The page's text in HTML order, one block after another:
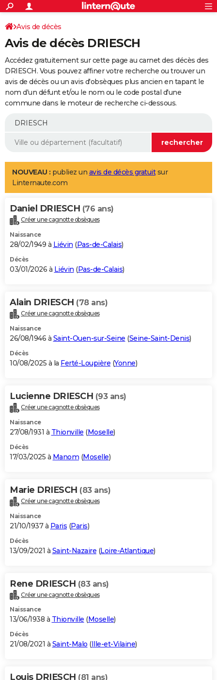
ACTUALITÉS
Politique
Société
Faits Divers
Education
Monde
Villes
+
SPORT
Coupe du monde 2026
Football
Tennis
Cyclisme
Rugby
Forum
Programme TV
TNT
Streaming
Cinéma
Sorties cinéma
Musique
+
FINANCE
Retraite
Epargne
Immobilier
Risques naturels par ville
Banque
Assurance
AUTO
Essais
Réserver un essai
Citadines
Berlines
SUV
Forum auto
+
Mobiles
Meilleur smartphone
Internet
Ordinateurs
Jeux vidéo
Guide high-tech
Aménagement intérieur
LIFESTYLE
Art de vivre
Bien-être
Loisirs
Mode
Modes de vie
Alimentation
Guide de la santé
Maladies
Médicaments
Sommeil
VOYAGE
Destinations
City break
Voyage nature
Voyage de noces
Forum
Climat
+PHOTO
GUIDES D'ACHAT
BONS PLANS
Carte de Noël
Carte Bonne année
Carte Saint-Valentin
Carte Pâques
Carte d'anniversaire
DICTIONNAIRE
Dictionnaire
Biographies
Citations
Expressions
Proverbes
PROGRAMME TV
S'inscrire
Se connecter
Lycées
Collèges
Primaires
Universités
Entreprises
Service militaire
Avis de recherche
AVIS DE DÉCÈS
Bricolage
Lifestyle
Culture
Sport
Auto
Television
Voyage
Cinema
Avis de décès
Avis de décès DRIESCH
Accédez gratuitement sur cette page au carnet des décès des
DRIESCH. Vous pouvez affiner votre recherche ou trouver un
avis de décès ou un avis d'obsèques plus ancien en tapant le
nom d'un défunt et/ou le nom ou le code postal d'une
commune dans le moteur de recherche ci-dessous.
NOUVEAU : publiez un avis de décès gratuitsur
Linternaute.com
Daniel DRIESCH (76 ans)
Créer une cagnotte obsèques
Naissance
28/02/1949 à Liévin (Pas-de-Calais)
Décès
03/01/2026 à Liévin (Pas-de-Calais)
Alain DRIESCH (78 ans)
Créer une cagnotte obsèques
Naissance
26/08/1946 à Saint-Ouen-sur-Seine (Seine-Saint-Denis)
Décès
10/08/2025 à la Ferté-Loupière (Yonne)
Lucienne DRIESCH (93 ans)
Créer une cagnotte obsèques
Naissance
27/08/1931 à Thionville (Moselle)
Décès
17/03/2025 à Manom (Moselle)
Marie DRIESCH (83 ans)
Créer une cagnotte obsèques
Naissance
21/10/1937 à Paris (Paris)
Décès
13/09/2021 à Saint-Nazaire (Loire-Atlantique)
Rene DRIESCH (83 ans)
Créer une cagnotte obsèques
Naissance
13/06/1938 à Thionville (Moselle)
Décès
21/08/2021 à Saint-Malo (Ille-et-Vilaine)
Louis DRIESCH (81 ans)